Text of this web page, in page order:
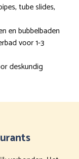
tube slides,
en bubbelbaden
voor 1-3
deskundig